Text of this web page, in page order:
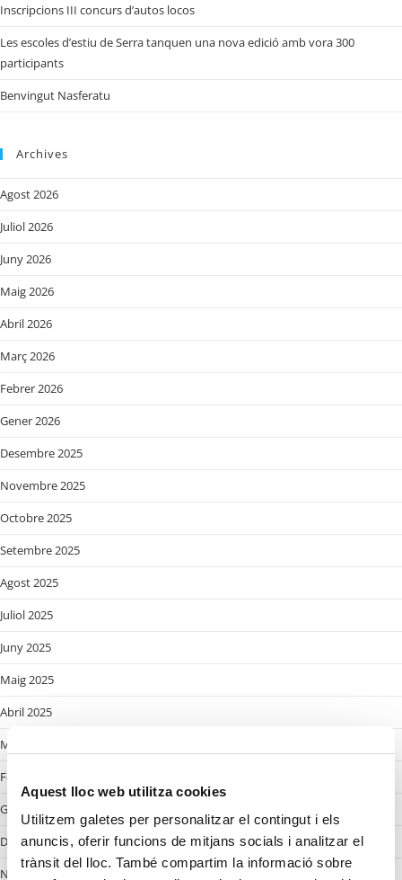
Aquest lloc web utilitza cookies
Utilitzem galetes per personalitzar el contingut i els
anuncis, oferir funcions de mitjans socials i analitzar el
trànsit del lloc. També compartim la informació sobre
Inscripcions III concurs d’autos locos
Les escoles d’estiu de Serra tanquen una nova edició amb vora 300
participants
Benvingut Nasferatu
Archives
Agost 2026
Juliol 2026
Juny 2026
Maig 2026
Abril 2026
Març 2026
Febrer 2026
Gener 2026
Desembre 2025
Novembre 2025
Octobre 2025
Setembre 2025
Agost 2025
Juliol 2025
Juny 2025
Maig 2025
Abril 2025
Març 2025
Febrer 2025
Gener 2025
Desembre 2024
Novembre 2024